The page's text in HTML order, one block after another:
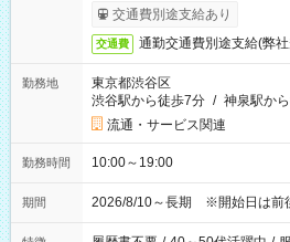
交通費別途支給あり
交通費 通勤交通費別途支給(弊
勤務地
東京都渋谷区
渋谷駅から徒歩7分 / 神泉駅か
流通・サービス関連
勤務時間 10:00～19:00
期間 2026/8/10～長期 ※開始日は前